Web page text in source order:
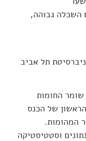
השכלה גבוהה,
תל אביב
החומות
של הכנס
המהומות.
וסטטיסטיקה